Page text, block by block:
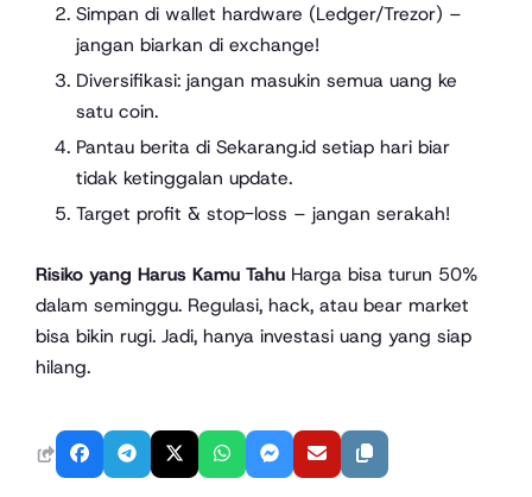
Simpan di wallet hardware (Ledger/Trezor) –
jangan biarkan di exchange!
Diversifikasi: jangan masukin semua uang ke
satu coin.
Pantau berita di Sekarang.id setiap hari biar
tidak ketinggalan update.
Target profit & stop-loss – jangan serakah!
Risiko yang Harus Kamu Tahu Harga bisa turun 50%
dalam seminggu. Regulasi, hack, atau bear market
bisa bikin rugi. Jadi, hanya investasi uang yang siap
hilang.